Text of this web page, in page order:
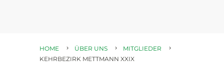
HOME ÜBER UNS
MITGLIEDER
KEHRBEZIRK METTMANN XXIX